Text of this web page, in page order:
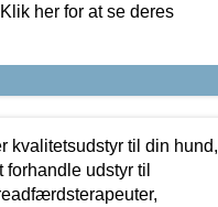
her for at se deres
kvalitetsudstyr til din hund,
udstyr til